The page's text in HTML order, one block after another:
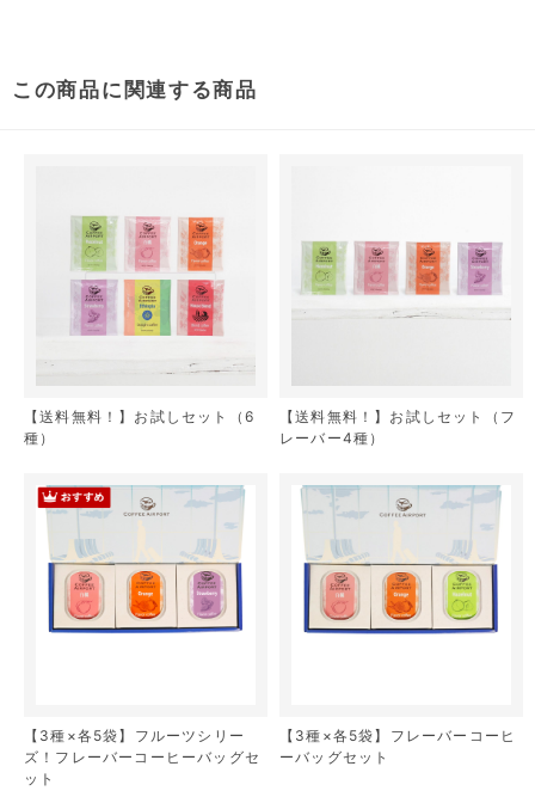
この商品に関連する商品
【送料無料！】お試しセット（6
種）
【送料無料！】お試しセット（フ
レーバー4種）
【3種×各5袋】フルーツシリー
ズ！フレーバーコーヒーバッグセ
ット
【3種×各5袋】フレーバーコーヒ
ーバッグセット